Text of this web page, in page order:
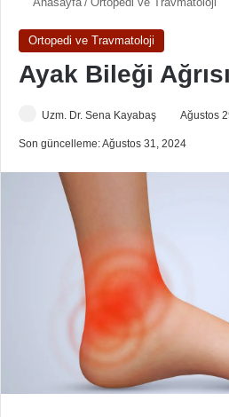
Ortopedi ve Travmatoloji
Ayak Bileği Ağrısı
Uzm. Dr. Sena Kayabaş Ağustos
Son güncelleme: Ağustos 31, 2024